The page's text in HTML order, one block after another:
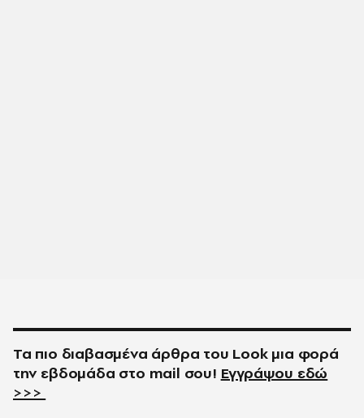
Τα πιο διαβασμένα άρθρα του Look μια φορά
την εβδομάδα στο mail σου! Εγγράψου εδώ
>>>